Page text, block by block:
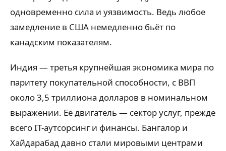
одновременно сила и уязвимость. Ведь любое
замедление в США немедленно бьёт по
канадским показателям.
Индия — третья крупнейшая экономика мира по
паритету покупательной способности, с ВВП
около 3,5 триллиона долларов в номинальном
выражении. Её двигатель — сектор услуг, прежде
всего IT-аутсорсинг и финансы. Бангалор и
Хайдарабад давно стали мировыми центрами